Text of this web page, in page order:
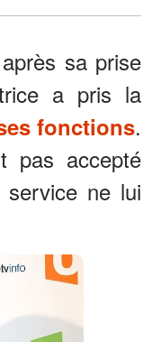
sa prise
a pris la
fonctions.
pas accepté
ne lui